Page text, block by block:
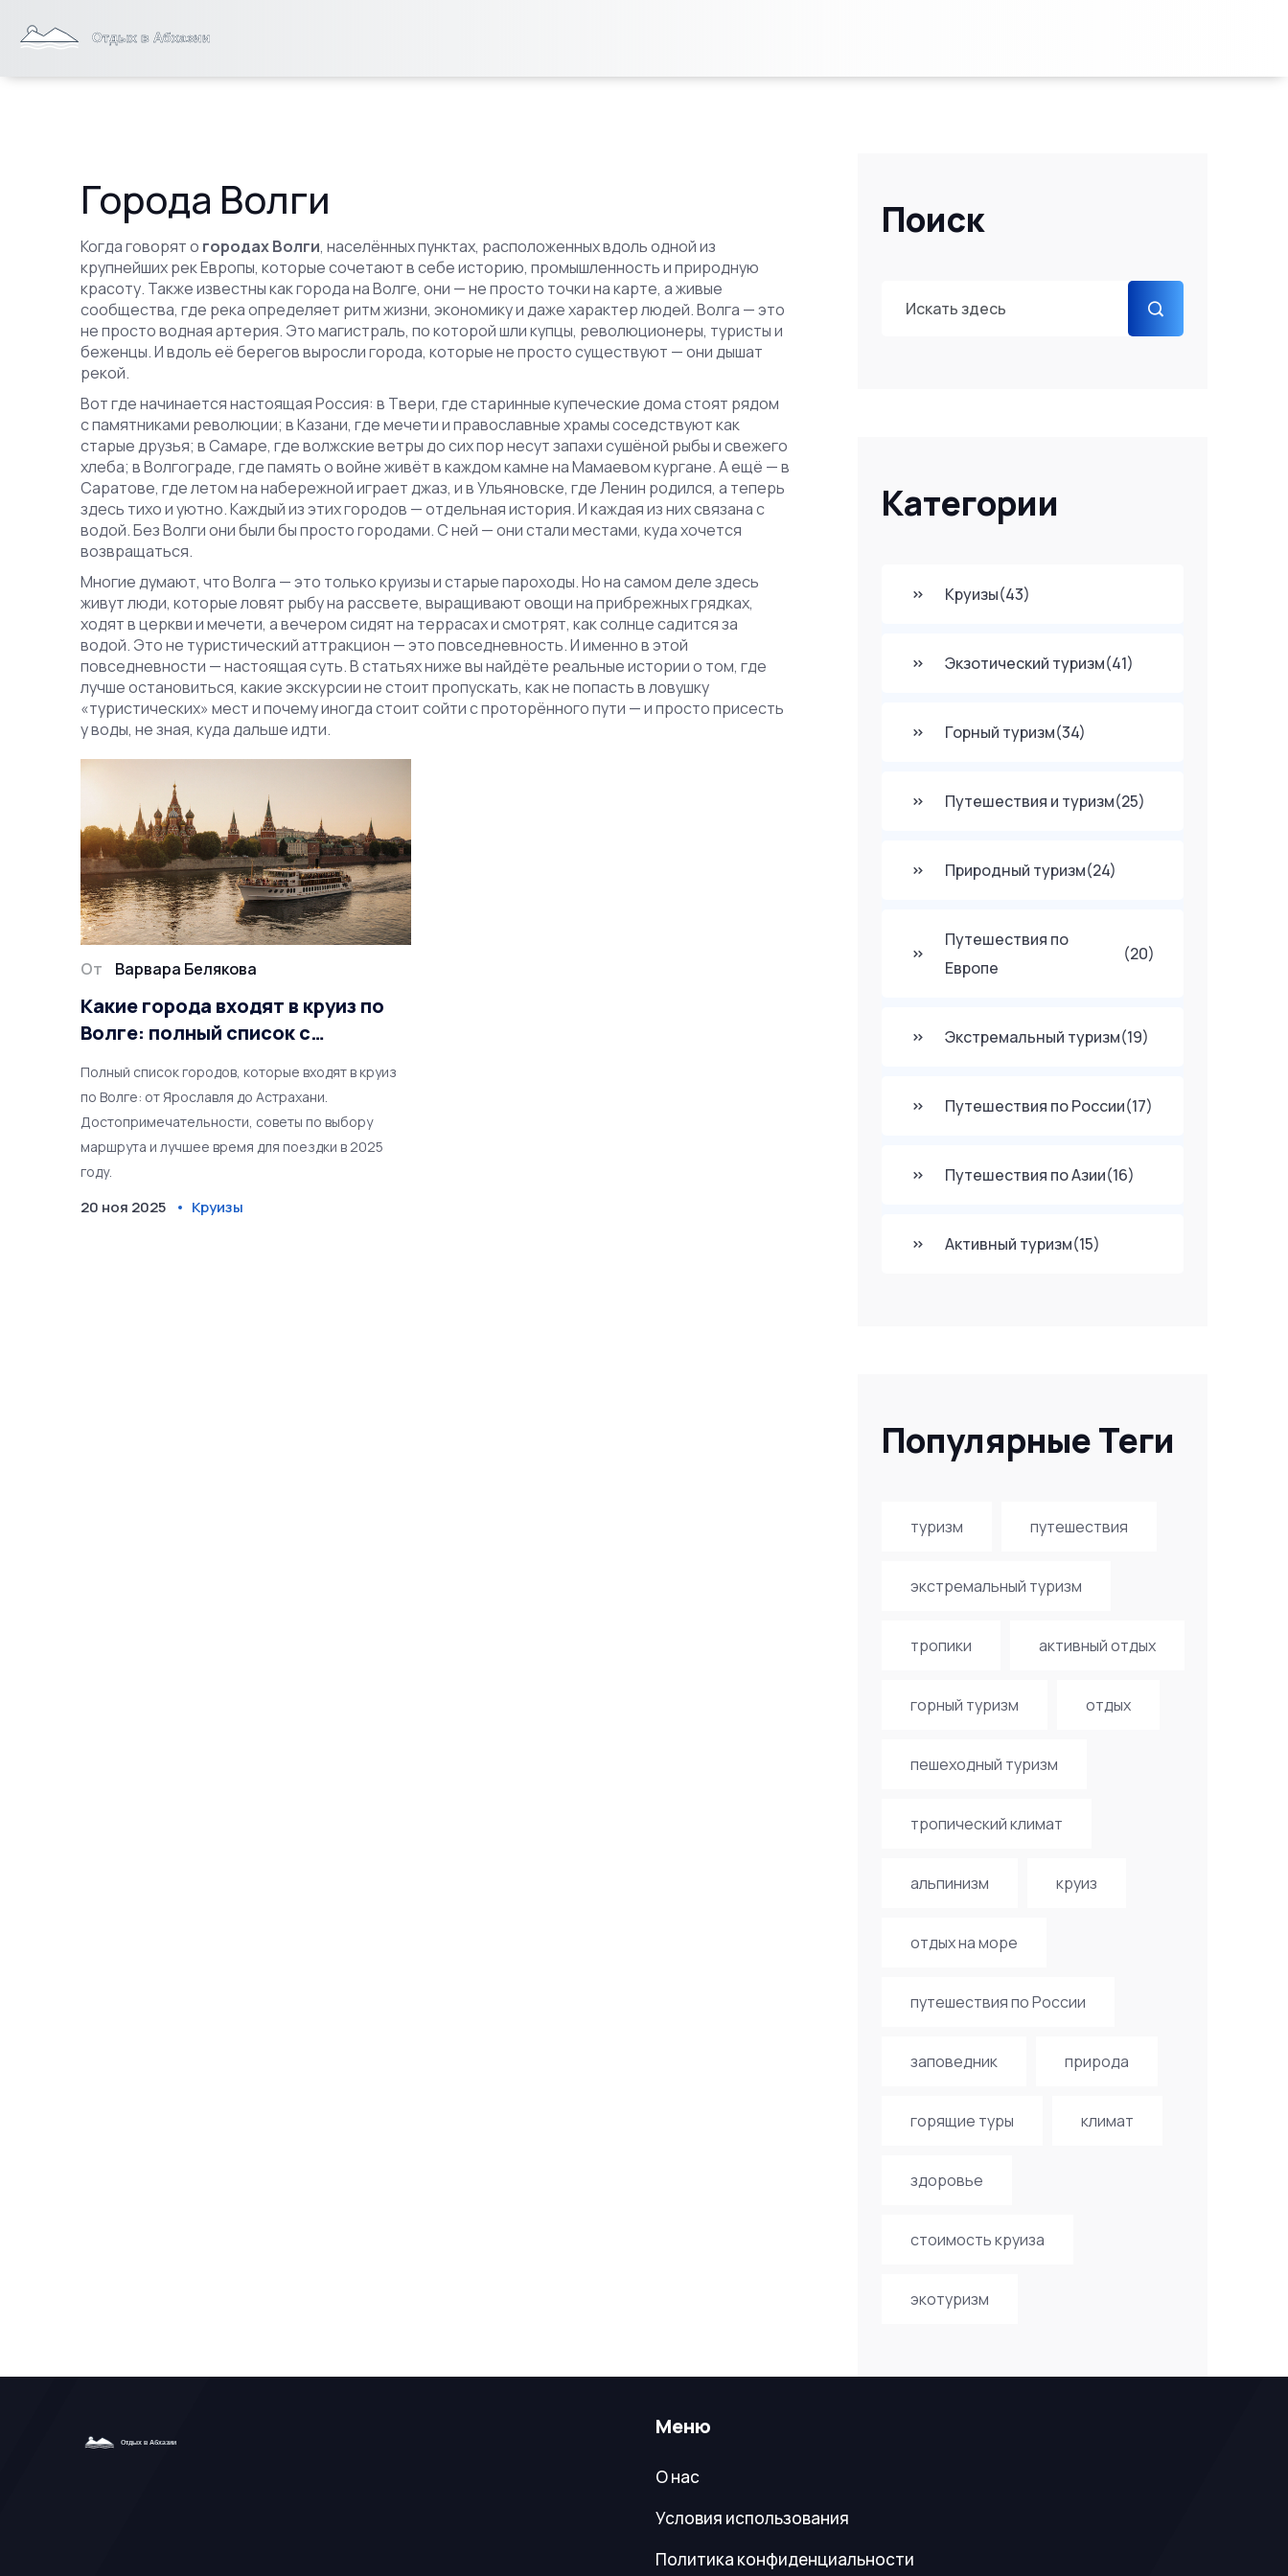
Поиск
Категории
Круизы(43)
Экзотический туризм(41)
Горный туризм(34)
Путешествия и туризм(25)
Природный туризм(24)
Путешествия по
Европе
(20)
Экстремальный туризм(19)
Путешествия по России(17)
Путешествия по Азии(16)
Активный туризм(15)
Популярные Теги
туризм путешествия
экстремальный туризм
тропики активный отдых
горный туризм отдых
пешеходный туризм
тропический климат
альпинизм круиз
отдых на море
путешествия по России
заповедник природа
горящие туры климат
здоровье
стоимость круиза
экотуризм
Города Волги
Когда говорят о городах Волги,населённых пунктах, расположенных вдоль одной из
крупнейших рек Европы, которые сочетают в себе историю, промышленность и природную
красоту. Также известны какгорода на Волге, они — не просто точки на карте, а живые
сообщества, где река определяет ритм жизни, экономику и даже характер людей.Волга — это
не просто водная артерия. Это магистраль, по которой шли купцы, революционеры, туристы и
беженцы. И вдоль её берегов выросли города, которые не просто существуют — они дышат
рекой.
Вот где начинается настоящая Россия: в Твери, где старинные купеческие дома стоят рядом
с памятниками революции; в Казани, где мечети и православные храмы соседствуют как
старые друзья; в Самаре, где волжские ветры до сих пор несут запахи сушёной рыбы и свежего
хлеба; в Волгограде, где память о войне живёт в каждом камне на Мамаевом кургане. А ещё — в
Саратове, где летом на набережной играет джаз, и в Ульяновске, где Ленин родился, а теперь
здесь тихо и уютно. Каждый из этих городов — отдельная история. И каждая из них связана с
водой. Без Волги они были бы просто городами. С ней — они стали местами, куда хочется
возвращаться.
Многие думают, что Волга — это только круизы и старые пароходы. Но на самом деле здесь
живут люди, которые ловят рыбу на рассвете, выращивают овощи на прибрежных грядках,
ходят в церкви и мечети, а вечером сидят на террасах и смотрят, как солнце садится за
водой. Это не туристический аттракцион — это повседневность. И именно в этой
повседневности — настоящая суть. В статьях ниже вы найдёте реальные истории о том, где
лучше остановиться, какие экскурсии не стоит пропускать, как не попасть в ловушку
«туристических» мест и почему иногда стоит сойти с проторённого пути — и просто присесть
у воды, не зная, куда дальше идти.
От Варвара Белякова
Какие города входят в круиз по
Волге: полный список с
достопримечательностями
Полный список городов, которые входят в круиз
по Волге: от Ярославля до Астрахани.
Достопримечательности, советы по выбору
маршрута и лучшее время для поездки в 2025
году.
20 ноя 2025 Круизы
Меню
О нас
Условия использования
Политика конфиденциальности